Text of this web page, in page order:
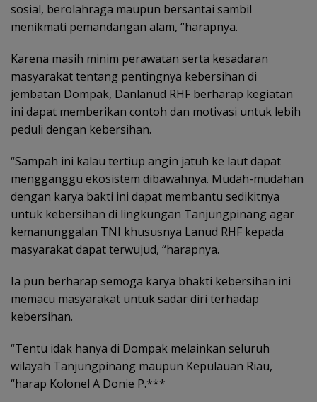
sosial, berolahraga maupun bersantai sambil
menikmati pemandangan alam, “harapnya.
Karena masih minim perawatan serta kesadaran
masyarakat tentang pentingnya kebersihan di
jembatan Dompak, Danlanud RHF berharap kegiatan
ini dapat memberikan contoh dan motivasi untuk lebih
peduli dengan kebersihan.
“Sampah ini kalau tertiup angin jatuh ke laut dapat
mengganggu ekosistem dibawahnya. Mudah-mudahan
dengan karya bakti ini dapat membantu sedikitnya
untuk kebersihan di lingkungan Tanjungpinang agar
kemanunggalan TNI khususnya Lanud RHF kepada
masyarakat dapat terwujud, “harapnya.
Ia pun berharap semoga karya bhakti kebersihan ini
memacu masyarakat untuk sadar diri terhadap
kebersihan.
“Tentu idak hanya di Dompak melainkan seluruh
wilayah Tanjungpinang maupun Kepulauan Riau,
“harap Kolonel A Donie P.***